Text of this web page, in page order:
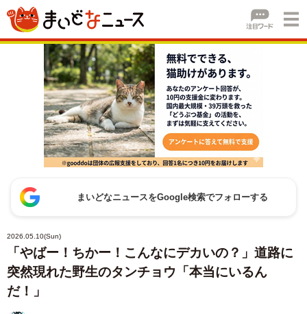
まいどなニュースをGoogle検索でフォローする
2026.05.10(Sun)
「やばー！ちかー！こんなにデカいの？」道路に
突然現れた野生のタンチョウ「本当にいるん
だ！」